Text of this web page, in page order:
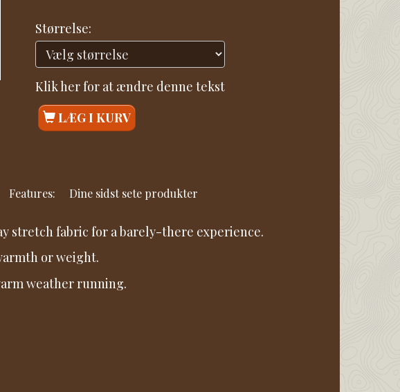
Størrelse:
Klik her for at ændre denne tekst
LÆG I KURV
Features: Dine sidst sete produkter
stretch fabric for a barely-there experience.
or weight.
weather running.